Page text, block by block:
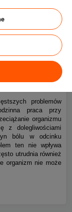
– jak
problemów
praca przy
organizmu
z dolegliwościami
bólu w odcinku
ten nie wpływa
utrudnia również
organizm nie może